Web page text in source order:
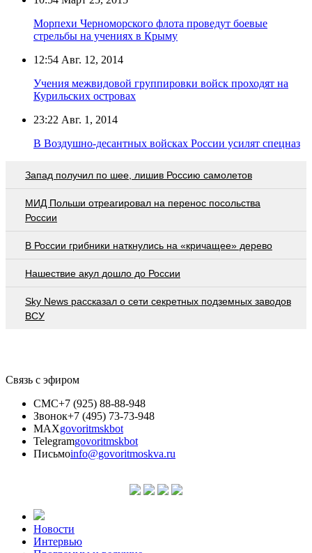
Морпехи Черноморского флота проведут боевые
стрельбы на учениях в Крыму
12:54 Авг. 12, 2014
Учения межвидовой группировки войск проходят на
Курильских островах
23:22 Авг. 1, 2014
В Воздушно-десантных войсках России усилят спецназ
Запад получил по шее, лишив Россию самолетов
МИД Польши отреагировал на перенос посольства
России
В России грибники наткнулись на «кричащее» дерево
Нашествие акул дошло до России
Sky News рассказал о сети секретных подземных заводов
ВСУ
Связь с эфиром
СМС+7 (925) 88-88-948
Звонок+7 (495) 73-73-948
MAXgovoritmskbot
Telegramgovoritmskbot
Письмоinfo@govoritmoskva.ru
Новости
Интервью